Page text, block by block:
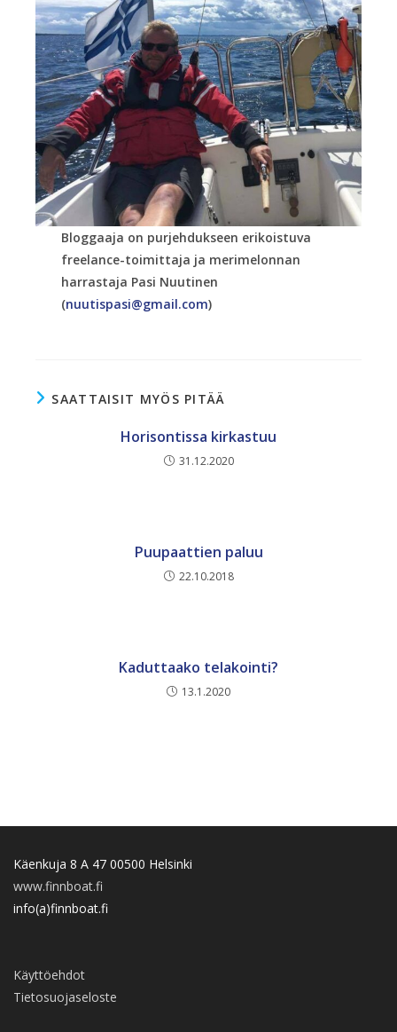
Bloggaaja on purjehdukseen erikoistuva
freelance-toimittaja ja merimelonnan
harrastaja Pasi Nuutinen
(nuutispasi@gmail.com)
SAATTAISIT MYÖS PITÄÄ
Horisontissa kirkastuu
31.12.2020
Puupaattien paluu
22.10.2018
Kaduttaako telakointi?
13.1.2020
Käenkuja 8 A 47 00500 Helsinki
www.finnboat.fi
info(a)finnboat.fi
Käyttöehdot
Tietosuojaseloste